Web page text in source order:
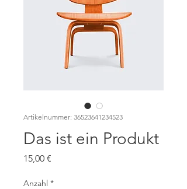
Artikelnummer: 36523641234523
Das ist ein Produkt
15,00 €
Anzahl *